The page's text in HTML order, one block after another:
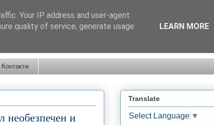
Контакти
необезпечен и
Translate
Select Language ▼
Your IP address and user-agent
quality of service, generate usage
LEARN MORE